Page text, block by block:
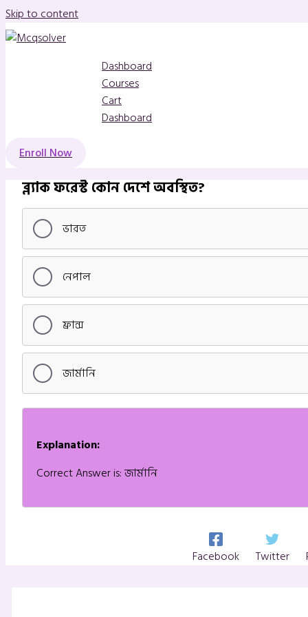
Skip to content
Dashboard
Courses
Cart
Dashboard
Enroll Now
ব্ল্যাক ফরেস্ট কোন দেশে অবস্থিত?
ভারত
নেপাল
ফ্রান্স
জার্মানি
Explanation:
Correct Answer is: জার্মানি
Facebook Twitter